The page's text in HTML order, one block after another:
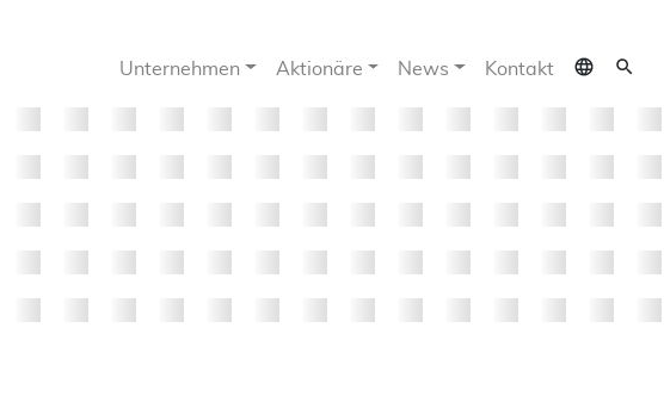
Unternehmen Aktionäre News Kontakt language search